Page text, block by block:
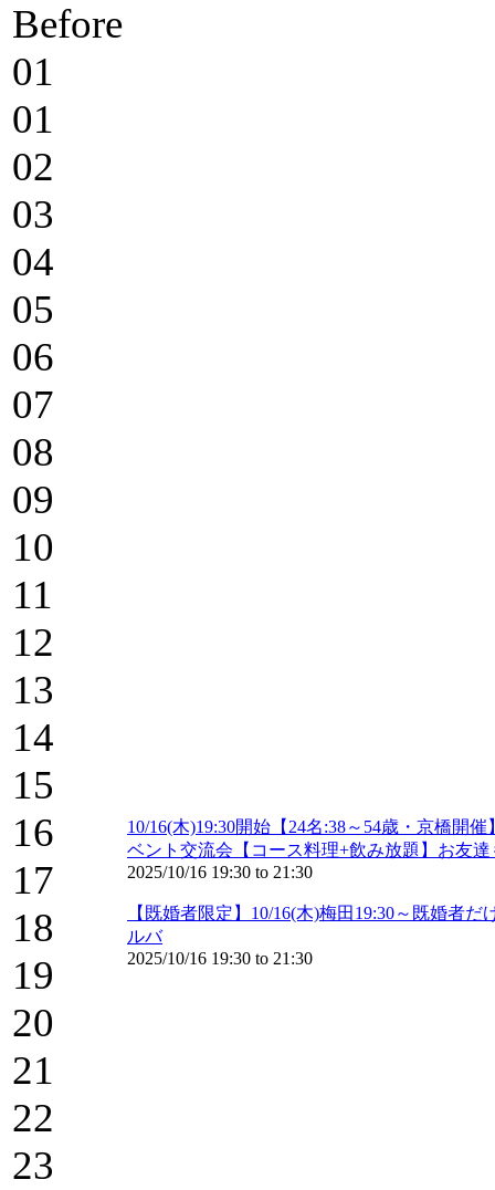
Before
01
01
02
03
04
05
06
07
08
09
10
11
12
13
14
15
16
17
18
19
20
21
22
23
10/16(木)19:30開始【24名:38～54歳・京橋開
ベント交流会【コース料理+飲み放題】お友
2025/10/16 19:30 to 21:30
【既婚者限定】10/16(木)梅田19:30～既婚者
ルバ
2025/10/16 19:30 to 21:30